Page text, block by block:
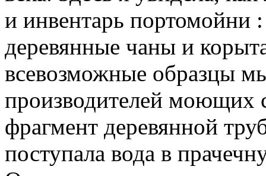
и инвентарь портомойни
деревянные чаны и
всевозможные образцы
производителей моющих
фрагмент деревянной
поступала вода в